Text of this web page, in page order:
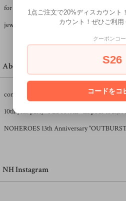
for kids
jewelry
About NH
concept
10th year party "FESTIVAL" un pour
NOHEROES 13th Anniversary
NH Instagram
1点ご注文で20%ディスカウント
カウント！ぜひご利
クーポンコ
S26
コードをコ